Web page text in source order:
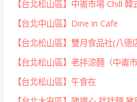
【台北松山區】中崙市場 Chill 韓
【台北中山區】Dine in Cafe
【台北松山區】雙月食品社(八德
【台北松山區】老拌涼麵（中崙
【台北松山區】午食在